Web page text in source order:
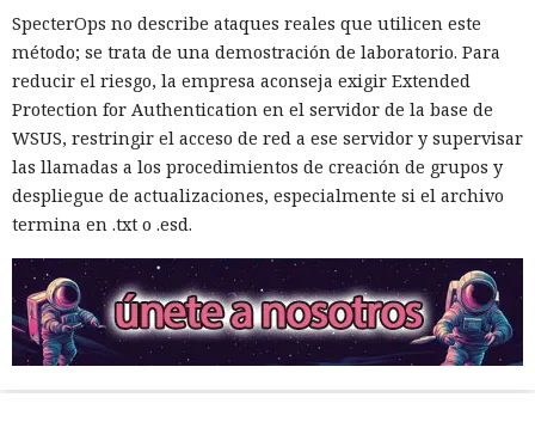
SpecterOps no describe ataques reales que utilicen este
método; se trata de una demostración de laboratorio. Para
reducir el riesgo, la empresa aconseja exigir Extended
Protection for Authentication en el servidor de la base de
WSUS, restringir el acceso de red a ese servidor y supervisar
las llamadas a los procedimientos de creación de grupos y
despliegue de actualizaciones, especialmente si el archivo
termina en .txt o .esd.